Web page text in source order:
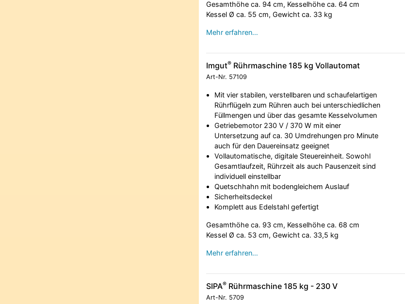
Gesamthöhe ca. 94 cm, Kesselhöhe ca. 64 cm
Kessel Ø ca. 55 cm, Gewicht ca. 33 kg
Mehr erfahren…
Imgut®Rührmaschine 185 kg Vollautomat
Art-Nr. 57109
Mit vier stabilen, verstellbaren und schaufelartigen
Rührflügeln zum Rühren auch bei unterschiedlichen
Füllmengen und über das gesamte Kesselvolumen
Getriebemotor 230 V / 370 W mit einer
Untersetzung auf ca. 30 Umdrehungen pro Minute
auch für den Dauereinsatz geeignet
Vollautomatische, digitale Steuereinheit. Sowohl
Gesamtlaufzeit, Rührzeit als auch Pausenzeit sind
individuell einstellbar
Quetschhahn mit bodengleichem Auslauf
Sicherheitsdeckel
Komplett aus Edelstahl gefertigt
Gesamthöhe ca. 93 cm, Kesselhöhe ca. 68 cm
Kessel Ø ca. 53 cm, Gewicht ca. 33,5 kg
Mehr erfahren…
SIPA®Rührmaschine 185 kg - 230 V
Art-Nr. 5709